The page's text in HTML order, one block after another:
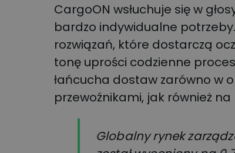
CargoON wsłuchuje się w
bardzo indywidualne
rozwiązań, które dostarczą
tonę uprości codzienne
łańcucha dostaw zarówno w
przewoźnikami, jak również
Globalny rynek